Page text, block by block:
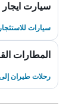
سيارت ايجار
سيارات
المطارات
رحلات طيران